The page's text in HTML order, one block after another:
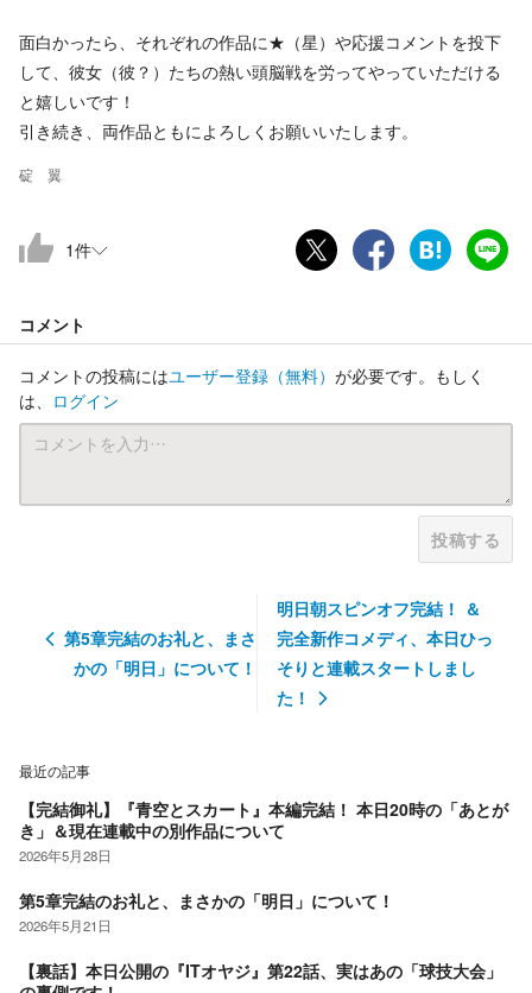
面白かったら、それぞれの作品に★（星）や応援コメントを投下
して、彼女（彼？）たちの熱い頭脳戦を労ってやっていただける
と嬉しいです！
引き続き、両作品ともによろしくお願いいたします。
碇 翼
1件
コメント
コメントの投稿にはユーザー登録 （無料） が必要です。もしく
は、 ログイン
投稿する
第5章完結のお礼と、まさ
かの「明日」について！
明日朝スピンオフ完結！ ＆
完全新作コメディ、本日ひっ
そりと連載スタートしまし
た！
最近の記事
【完結御礼】『青空とスカート』本編完結！ 本日20時の「あとが
き」＆現在連載中の別作品について
2026年5月28日
第5章完結のお礼と、まさかの「明日」について！
2026年5月21日
【裏話】本日公開の『ITオヤジ』第22話、実はあの「球技大会」